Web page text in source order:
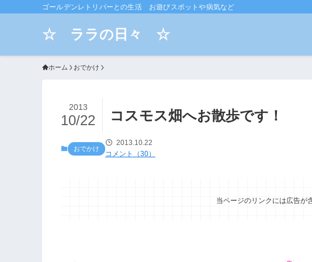
ゴールデンレトリバーとの生活 お遊びスポットや病気など
☆ ララの日々 ☆
ホーム おでかけ
コスモス畑へお散歩です！
2013
10/22
おでかけ
2013.10.22
コメント（30）
当ページのリンクには広告が